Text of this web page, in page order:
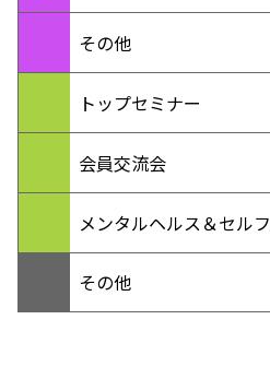
その他
トップセミナー
会員交流会
メンタルヘルス＆セル
その他